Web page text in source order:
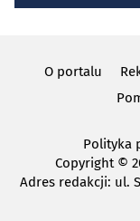
O portalu
Polityka
Copyright©
Adres redakcji: ul.